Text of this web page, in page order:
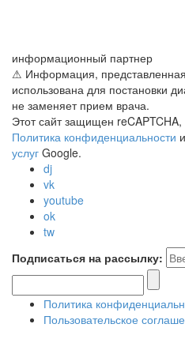
информационный партнер
⚠ Информация,
использована для постановки
не заменяет прием врача.
Этот сайт защищен
Политика конфиденциальности и
услуг Google.
dj
vk
youtube
ok
tw
Подписаться на рассылку:
Политика
Пользовательское